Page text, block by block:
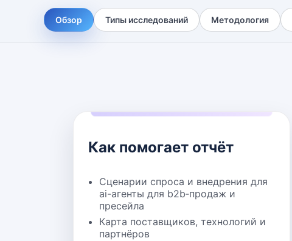
Обзор Типы исследований Методология
Как помогает отчёт
Сценарии спроса и внедрения для
ai-агенты для b2b‑продаж и
пресейла
Карта поставщиков, технологий и
партнёров